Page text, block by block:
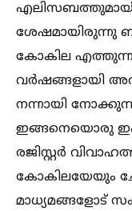
ശേഷമായിരുന്നു
കോകില
വര്‍ഷങ്ങളായി
നന്നായി
ഇങ്ങനെയൊരു
രജിസ്റ്റര്‍
കോകിലയേയും
മാധ്യമങ്ങളോട്